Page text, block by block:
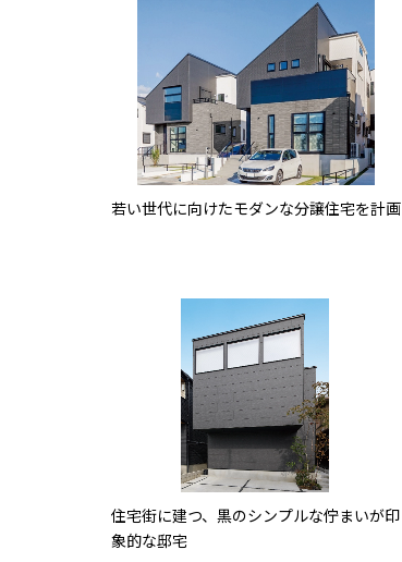
若い世代に向けたモダンな分譲住宅を計画
住宅街に建つ、黒のシンプルな佇まいが印
象的な邸宅